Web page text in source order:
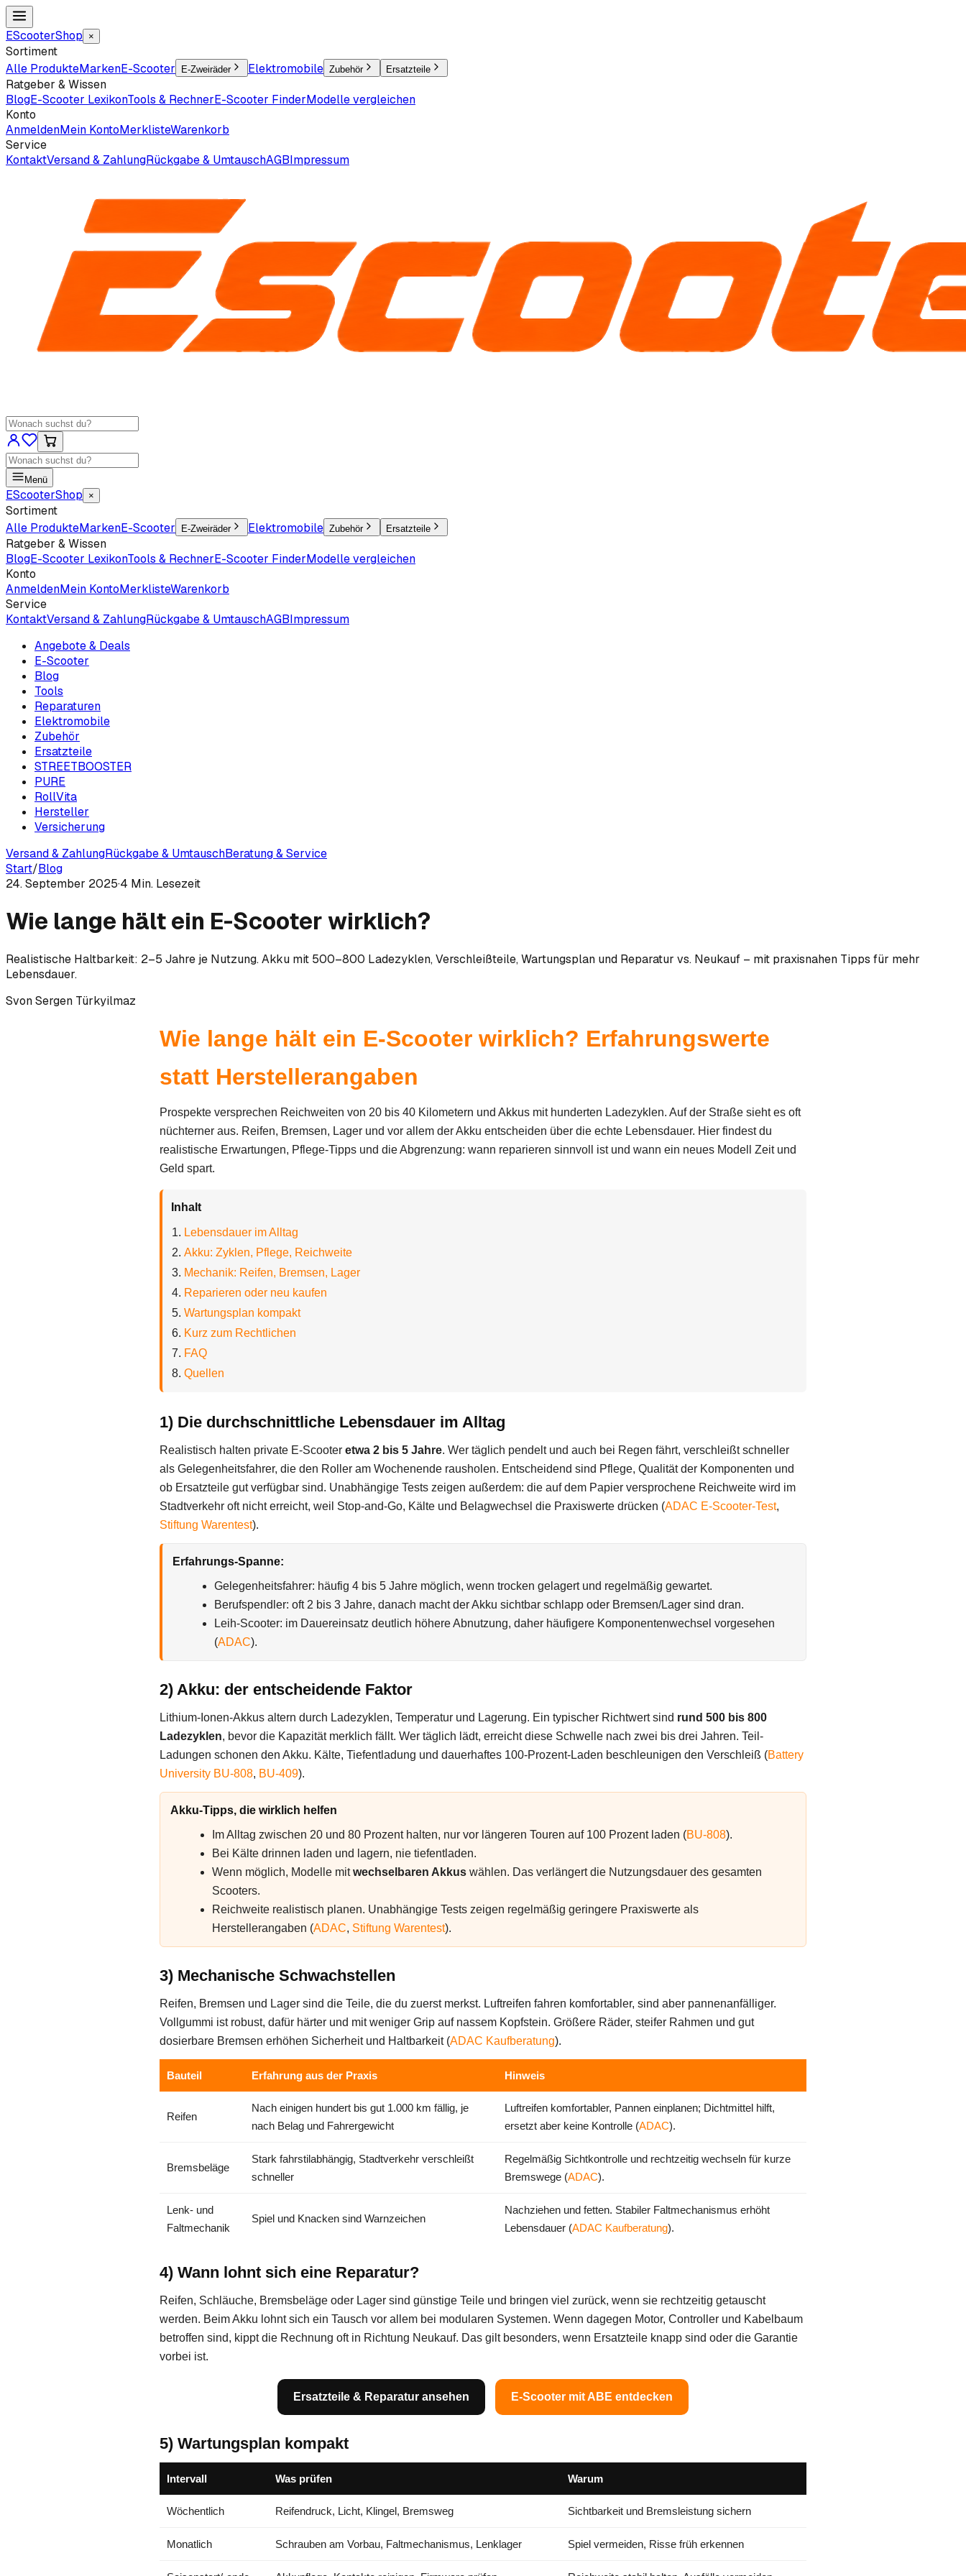
EScooterShop ×
Sortiment
Alle ProdukteMarkenE-Scooter E-Zweiräder Elektromobile Zubehör Ersatzteile
Ratgeber & Wissen
BlogE-Scooter LexikonTools & RechnerE-Scooter FinderModelle vergleichen
Konto
AnmeldenMein KontoMerklisteWarenkorb
Service
KontaktVersand & ZahlungRückgabe & UmtauschAGBImpressum
Menü
EScooterShop ×
Sortiment
Alle ProdukteMarkenE-Scooter E-Zweiräder Elektromobile Zubehör Ersatzteile
Ratgeber & Wissen
BlogE-Scooter LexikonTools & RechnerE-Scooter FinderModelle vergleichen
Konto
AnmeldenMein KontoMerklisteWarenkorb
Service
KontaktVersand & ZahlungRückgabe & UmtauschAGBImpressum
Angebote & Deals
E-Scooter
Blog
Tools
Reparaturen
Elektromobile
Zubehör
Ersatzteile
STREETBOOSTER
PURE
RollVita
Hersteller
Versicherung
Versand & ZahlungRückgabe & UmtauschBeratung & Service
Start/Blog
24. September 2025·4 Min. Lesezeit
Wie lange hält ein E-Scooter wirklich?
Realistische Haltbarkeit: 2–5 Jahre je Nutzung. Akku mit 500–800 Ladezyklen, Verschleißteile, Wartungsplan und Reparatur vs. Neukauf – mit praxisnahen Tipps für mehr
Lebensdauer.
SvonSergen Türkyilmaz
Wie lange hält ein E-Scooter wirklich? Erfahrungswerte
statt Herstellerangaben
Prospekte versprechen Reichweiten von 20 bis 40 Kilometern und Akkus mit hunderten Ladezyklen. Auf der Straße sieht es oft
nüchterner aus. Reifen, Bremsen, Lager und vor allem der Akku entscheiden über die echte Lebensdauer. Hier findest du
realistische Erwartungen, Pflege-Tipps und die Abgrenzung: wann reparieren sinnvoll ist und wann ein neues Modell Zeit und
Geld spart.
Inhalt
Lebensdauer im Alltag
Akku: Zyklen, Pflege, Reichweite
Mechanik: Reifen, Bremsen, Lager
Reparieren oder neu kaufen
Wartungsplan kompakt
Kurz zum Rechtlichen
FAQ
Quellen
1) Die durchschnittliche Lebensdauer im Alltag
Realistisch halten private E-Scooter etwa 2 bis 5 Jahre. Wer täglich pendelt und auch bei Regen fährt, verschleißt schneller
als Gelegenheitsfahrer, die den Roller am Wochenende rausholen. Entscheidend sind Pflege, Qualität der Komponenten und
ob Ersatzteile gut verfügbar sind. Unabhängige Tests zeigen außerdem: die auf dem Papier versprochene Reichweite wird im
Stadtverkehr oft nicht erreicht, weil Stop-and-Go, Kälte und Belagwechsel die Praxiswerte drücken (ADAC E-Scooter-Test,
Stiftung Warentest).
Erfahrungs-Spanne:
Gelegenheitsfahrer: häufig 4 bis 5 Jahre möglich, wenn trocken gelagert und regelmäßig gewartet.
Berufspendler: oft 2 bis 3 Jahre, danach macht der Akku sichtbar schlapp oder Bremsen/Lager sind dran.
Leih-Scooter: im Dauereinsatz deutlich höhere Abnutzung, daher häufigere Komponentenwechsel vorgesehen
(ADAC).
2) Akku: der entscheidende Faktor
Lithium-Ionen-Akkus altern durch Ladezyklen, Temperatur und Lagerung. Ein typischer Richtwert sind rund 500 bis 800
Ladezyklen, bevor die Kapazität merklich fällt. Wer täglich lädt, erreicht diese Schwelle nach zwei bis drei Jahren. Teil-
Ladungen schonen den Akku. Kälte, Tiefentladung und dauerhaftes 100-Prozent-Laden beschleunigen den Verschleiß (Battery
University BU-808, BU-409).
Akku-Tipps, die wirklich helfen
Im Alltag zwischen 20 und 80 Prozent halten, nur vor längeren Touren auf 100 Prozent laden (BU-808).
Bei Kälte drinnen laden und lagern, nie tiefentladen.
Wenn möglich, Modelle mitwechselbaren Akkus wählen. Das verlängert die Nutzungsdauer des gesamten
Scooters.
Reichweite realistisch planen. Unabhängige Tests zeigen regelmäßig geringere Praxiswerte als
Herstellerangaben (ADAC, Stiftung Warentest).
3) Mechanische Schwachstellen
Reifen, Bremsen und Lager sind die Teile, die du zuerst merkst. Luftreifen fahren komfortabler, sind aber pannenanfälliger.
Vollgummi ist robust, dafür härter und mit weniger Grip auf nassem Kopfstein. Größere Räder, steifer Rahmen und gut
dosierbare Bremsen erhöhen Sicherheit und Haltbarkeit (ADAC Kaufberatung).
Bauteil Erfahrung aus der Praxis Hinweis
Reifen
Nach einigen hundert bis gut 1.000 km fällig, je
nach Belag und Fahrergewicht
Luftreifen komfortabler, Pannen einplanen; Dichtmittel hilft,
ersetzt aber keine Kontrolle (ADAC).
Bremsbeläge
Stark fahrstilabhängig, Stadtverkehr verschleißt
schneller
Regelmäßig Sichtkontrolle und rechtzeitig wechseln für kurze
Bremswege (ADAC).
Lenk- und
Faltmechanik
Spiel und Knacken sind Warnzeichen
Nachziehen und fetten. Stabiler Faltmechanismus erhöht
Lebensdauer (ADAC Kaufberatung).
4) Wann lohnt sich eine Reparatur?
Reifen, Schläuche, Bremsbeläge oder Lager sind günstige Teile und bringen viel zurück, wenn sie rechtzeitig getauscht
werden. Beim Akku lohnt sich ein Tausch vor allem bei modularen Systemen. Wenn dagegen Motor, Controller und Kabelbaum
betroffen sind, kippt die Rechnung oft in Richtung Neukauf. Das gilt besonders, wenn Ersatzteile knapp sind oder die Garantie
vorbei ist.
Ersatzteile & Reparatur ansehen E-Scooter mit ABE entdecken
5) Wartungsplan kompakt
Intervall Was prüfen Warum
Wöchentlich Reifendruck, Licht, Klingel, Bremsweg Sichtbarkeit und Bremsleistung sichern
Monatlich Schrauben am Vorbau, Faltmechanismus, Lenklager Spiel vermeiden, Risse früh erkennen